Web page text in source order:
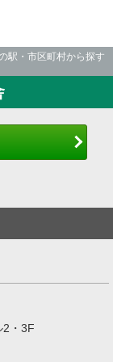
駅・市区町村から探す
2・3F